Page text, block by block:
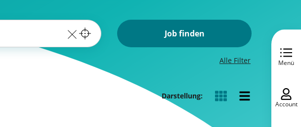
Job finden
Alle Filter
Darstellung:
Menü
Account